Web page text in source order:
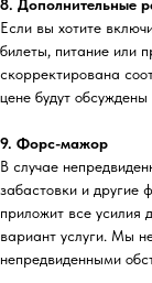
8. Дополнительные
Если вы хотите
билеты, питание или
скорректирована
цене будут
9. Форс-мажор
В случае
забастовки и другие
приложит все усилия
вариант услуги. Мы
непредвиденными